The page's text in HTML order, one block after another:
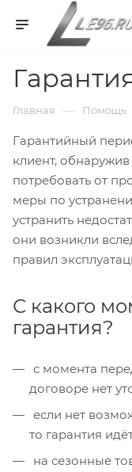
Главная — Помощь
Гарантийный
клиент,
потребовать от
меры по
устранить
они возникли
правил
С какого
гарантия?
с момента
договоре нет
если нет
то гарантия
на сезонные